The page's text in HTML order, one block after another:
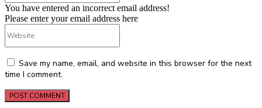
You have entered an incorrect email address!
Please enter your email address here
Save my name, email, and website in this browser for the next
time I comment.